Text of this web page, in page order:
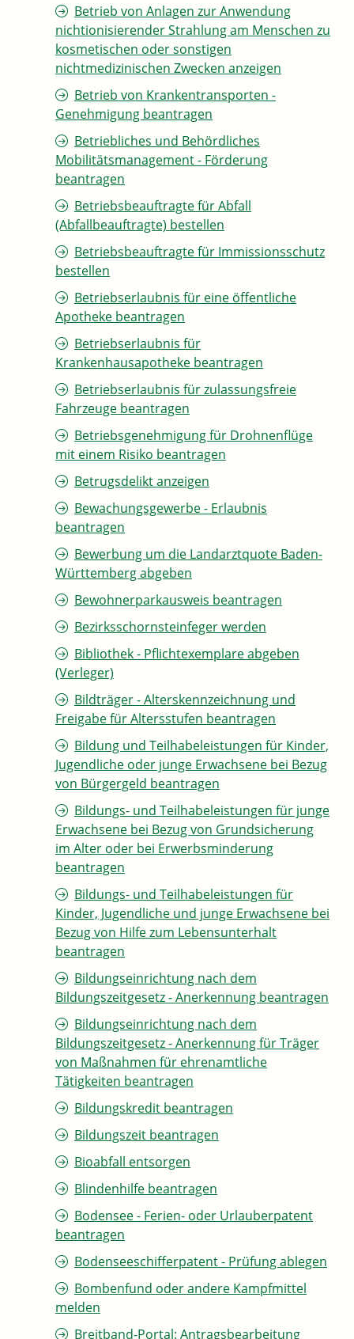
Betrieb von Anlagen zur Anwendung
nichtionisierender Strahlung am Menschen zu
kosmetischen oder sonstigen
nichtmedizinischen Zwecken anzeigen
Betrieb von Krankentransporten -
Genehmigung beantragen
Betriebliches und Behördliches
Mobilitätsmanagement - Förderung
beantragen
Betriebsbeauftragte für Abfall
(Abfallbeauftragte) bestellen
Betriebsbeauftragte für Immissionsschutz
bestellen
Betriebserlaubnis für eine öffentliche
Apotheke beantragen
Betriebserlaubnis für
Krankenhausapotheke beantragen
Betriebserlaubnis für zulassungsfreie
Fahrzeuge beantragen
Betriebsgenehmigung für Drohnenflüge
mit einem Risiko beantragen
Betrugsdelikt anzeigen
Bewachungsgewerbe - Erlaubnis
beantragen
Bewerbung um die Landarztquote Baden-
Württemberg abgeben
Bewohnerparkausweis beantragen
Bezirksschornsteinfeger werden
Bibliothek - Pflichtexemplare abgeben
(Verleger)
Bildträger - Alterskennzeichnung und
Freigabe für Altersstufen beantragen
Bildung und Teilhabeleistungen für Kinder,
Jugendliche oder junge Erwachsene bei Bezug
von Bürgergeld beantragen
Bildungs- und Teilhabeleistungen für junge
Erwachsene bei Bezug von Grundsicherung
im Alter oder bei Erwerbsminderung
beantragen
Bildungs- und Teilhabeleistungen für
Kinder, Jugendliche und junge Erwachsene bei
Bezug von Hilfe zum Lebensunterhalt
beantragen
Bildungseinrichtung nach dem
Bildungszeitgesetz - Anerkennung beantragen
Bildungseinrichtung nach dem
Bildungszeitgesetz - Anerkennung für Träger
von Maßnahmen für ehrenamtliche
Tätigkeiten beantragen
Bildungskredit beantragen
Bildungszeit beantragen
Bioabfall entsorgen
Blindenhilfe beantragen
Bodensee - Ferien- oder Urlauberpatent
beantragen
Bodenseeschifferpatent - Prüfung ablegen
Bombenfund oder andere Kampfmittel
melden
Breitband-Portal: Antragsbearbeitung